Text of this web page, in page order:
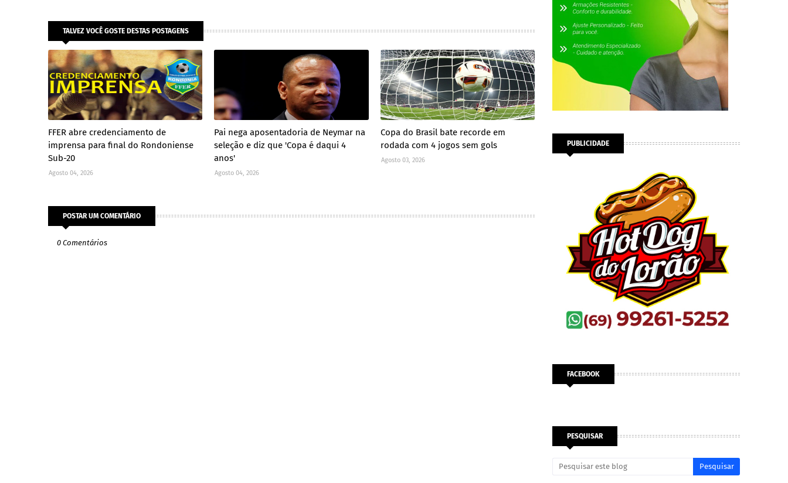
TALVEZ VOCÊ GOSTE DESTAS POSTAGENS
FFER abre credenciamento de
imprensa para final do Rondoniense
Sub-20
Agosto 04, 2026
Pai nega aposentadoria de Neymar na
seleção e diz que 'Copa é daqui 4
anos'
Agosto 04, 2026
Copa do Brasil bate recorde em
rodada com 4 jogos sem gols
Agosto 03, 2026
POSTAR UM COMENTÁRIO
0 Comentários
PUBLICIDADE
FACEBOOK
PESQUISAR